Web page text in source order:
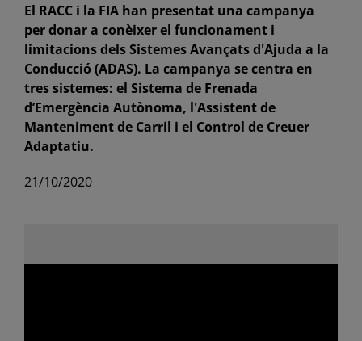
El RACC i la FIA han presentat una campanya
per donar a conèixer el funcionament i
limitacions dels Sistemes Avançats d'Ajuda a la
Conducció (ADAS). La campanya se centra en
tres sistemes: el Sistema de Frenada
d’Emergència Autònoma, l'Assistent de
Manteniment de Carril i el Control de Creuer
Adaptatiu.
21/10/2020